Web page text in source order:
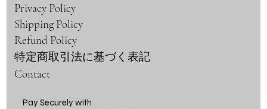
Privacy Policy
Shipping Policy
Refund Policy
特定商取引法に基づく表記
Contact
Pay Securely with